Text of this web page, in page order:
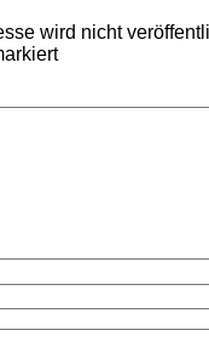
wird nicht